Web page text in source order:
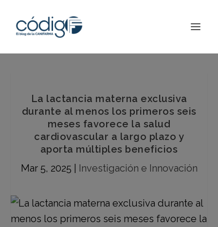
La lactancia materna exclusiva
durante al menos los primeros seis
meses favorece la salud
cardiovascular a largo plazo y
aporta múltiples beneficios
Mar 5, 2025
Investigación e Innovación